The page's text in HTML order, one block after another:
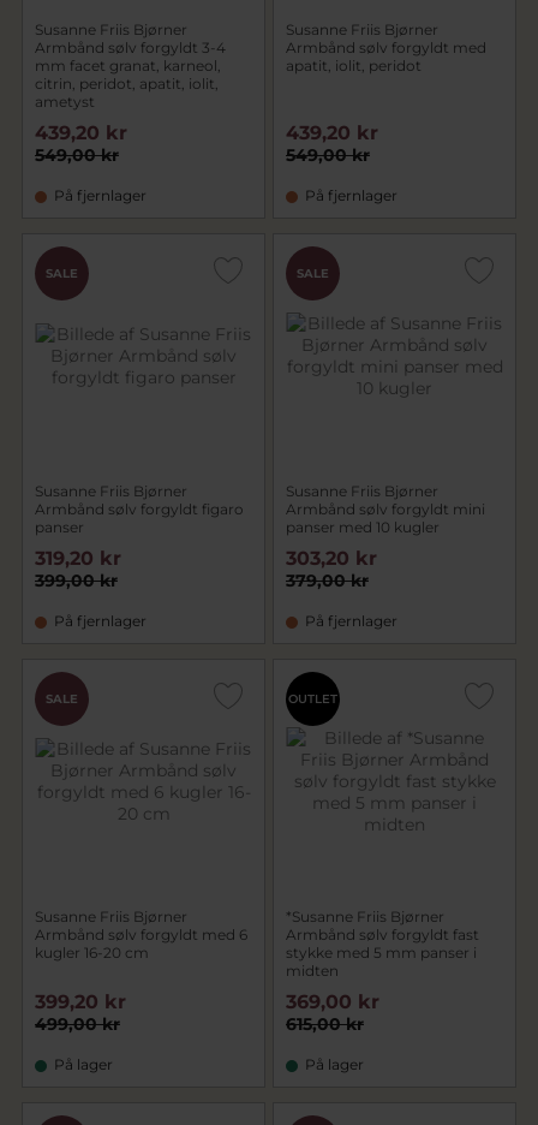
Susanne Friis Bjørner
Armbånd sølv forgyldt 3-4
mm facet granat, karneol,
citrin, peridot, apatit, iolit,
ametyst
549,00 kr
439,20 kr
På fjernlager
Susanne Friis Bjørner
Armbånd sølv forgyldt med
apatit, iolit, peridot
549,00 kr
439,20 kr
På fjernlager
SALE
Susanne Friis Bjørner
Armbånd sølv forgyldt figaro
panser
399,00 kr
319,20 kr
På fjernlager
SALE
Susanne Friis Bjørner
Armbånd sølv forgyldt mini
panser med 10 kugler
379,00 kr
303,20 kr
På fjernlager
SALE
Susanne Friis Bjørner
Armbånd sølv forgyldt med 6
kugler 16-20 cm
499,00 kr
399,20 kr
På lager
OUTLET
*Susanne Friis Bjørner
Armbånd sølv forgyldt fast
stykke med 5 mm panser i
midten
615,00 kr
369,00 kr
På lager